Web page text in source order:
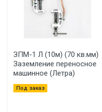
ЗПМ-1 Л (10м) (70 кв.мм)
Заземление переносное
машинное (Летра)
Под заказ